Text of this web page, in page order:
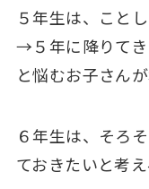
５年生は、こと
→５年に降りてき
と悩むお子さん
６年生は、そろ
ておきたいと考